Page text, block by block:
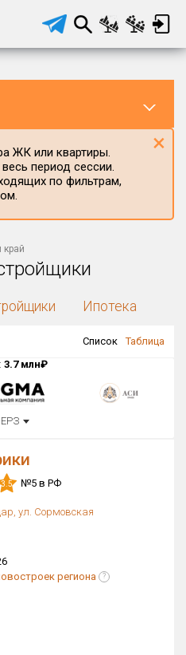
ЖК или квартиры.
период сессии.
по фильтрам,
×
край
Ипотека
Список
Таблица
3.7 млн₽
ЕРЗ
3.5 №5 в РФ
ул. Сормовская
региона ?